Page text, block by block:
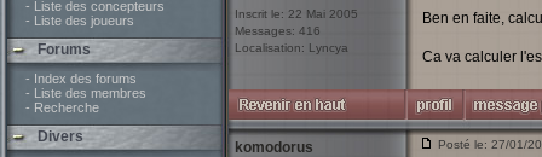
- Liste des concepteurs
- Liste des joueurs
Forums
- Index des forums
- Liste des membres
- Recherche
Divers
Inscrit le: 22 Mai 2005
Messages: 416
Localisation: Lyncya
Ben en faite,
Ca va calculer
komodorus Posté le: 27/01/